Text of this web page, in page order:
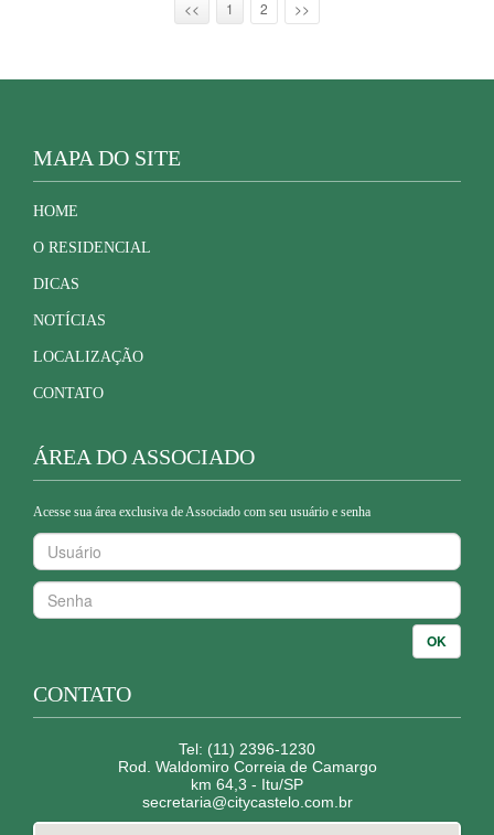
<< 1 2 >>
MAPA DO SITE
HOME
O RESIDENCIAL
DICAS
NOTÍCIAS
LOCALIZAÇÃO
CONTATO
ÁREA DO ASSOCIADO
Acesse sua área exclusiva de Associado com seu usuário e senha
OK
CONTATO
Tel: (11) 2396-1230
Rod. Waldomiro Correia de Camargo
km 64,3 - Itu/SP
secretaria@citycastelo.com.br